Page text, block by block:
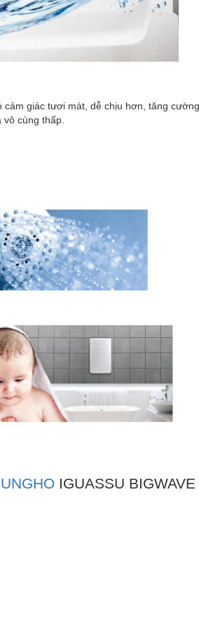
giác tươi mát, dễ chịu hơn, tăng
cùng thấp.
IGUASSU BIGWAVE